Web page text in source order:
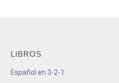
LIBROS
Español en 3-2-1